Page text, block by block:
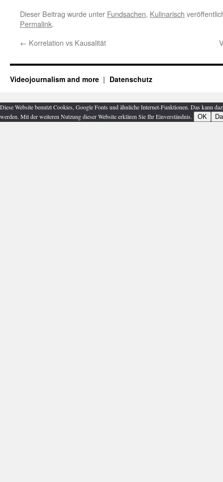
Dieser Beitrag wurde unter Fundsachen, Kulinarisch
Permalink.
← Korrelation vs Kausalität
Videojournalism and more Datenschutz
Diese Website benutzt Cookies, Google Fonts und ähnliche Internet-Funktionen. Das kann
werden. Mit der weiteren Nutzung dieser Website erklären Sie Ihr Einverständnis.
OK